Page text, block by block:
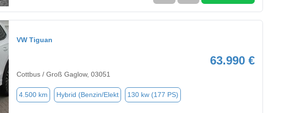
VW Tiguan
63.990 €
Cottbus / Groß Gaglow, 03051
4.500 km Hybrid (Benzin/Elekt 130 kw (177 PS)